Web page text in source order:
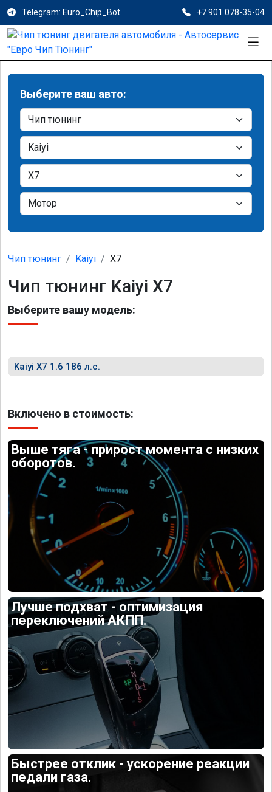
Telegram: Euro_Chip_Bot +7 901 078-35-04
Выберите ваш авто:
Чип тюнинг Kaiyi X7
Чип тюнинг Kaiyi X7
Выберите вашу модель:
Kaiyi X7 1.6 186 л.с.
Включено в стоимость:
Выше тяга - прирост момента с низких
оборотов.
Лучше подхват - оптимизация
переключений АКПП.
Быстрее отклик - ускорение реакции
педали газа.